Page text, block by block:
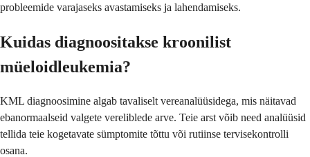
probleemide varajaseks avastamiseks ja lahendamiseks.
Kuidas diagnoositakse kroonilist
müeloidleukemia?
KML diagnoosimine algab tavaliselt vereanalüüsidega, mis näitavad
ebanormaalseid valgete vereliblede arve. Teie arst võib need analüüsid
tellida teie kogetavate sümptomite tõttu või rutiinse tervisekontrolli
osana.